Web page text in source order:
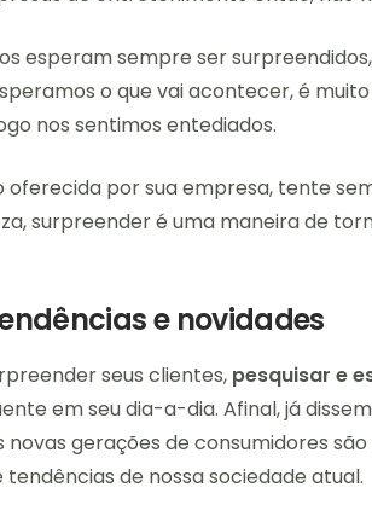
esperam sempre ser
o que vai acontecer, é
nos sentimos entediados.
por sua empresa, tente
surpreender é uma maneira de
e novidades
seus clientes, pesquisar e
em seu dia-a-dia. Afinal, já
novas gerações de consumidores
de nossa sociedade atual.